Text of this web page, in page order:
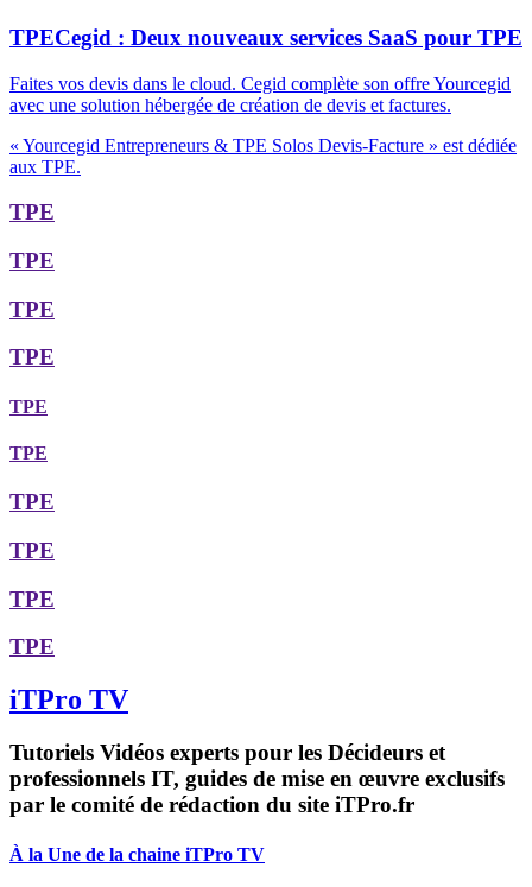
TPECegid : Deux nouveaux services SaaS pour TPE
Faites vos devis dans le cloud. Cegid complète son offre Yourcegid
avec une solution hébergée de création de devis et factures.
« Yourcegid Entrepreneurs & TPE Solos Devis-Facture » est dédiée
aux TPE.
TPE
TPE
TPE
TPE
TPE
TPE
TPE
TPE
TPE
TPE
iTPro TV
Tutoriels Vidéos experts pour les Décideurs et
professionnels IT, guides de mise en œuvre exclusifs
par le comité de rédaction du site iTPro.fr
À la Une de la chaine iTPro TV